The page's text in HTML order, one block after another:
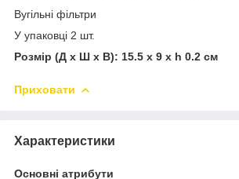
Вугільні фільтри
У упаковці 2 шт.
Розмір (Д x Ш x В): 15.5 x 9 x h 0.2 см
Приховати
Характеристики
Основні атрибути